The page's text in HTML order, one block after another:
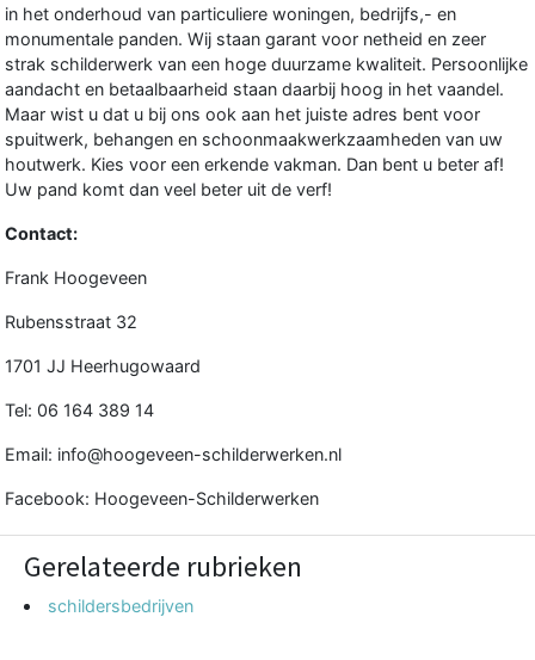
in het onderhoud van particuliere woningen, bedrijfs,- en
monumentale panden. Wij staan garant voor netheid en zeer
strak schilderwerk van een hoge duurzame kwaliteit. Persoonlijke
aandacht en betaalbaarheid staan daarbij hoog in het vaandel.
Maar wist u dat u bij ons ook aan het juiste adres bent voor
spuitwerk, behangen en schoonmaakwerkzaamheden van uw
houtwerk. Kies voor een erkende vakman. Dan bent u beter af!
Uw pand komt dan veel beter uit de verf!
Contact:
Frank Hoogeveen
Rubensstraat 32
1701 JJ Heerhugowaard
Tel: 06 164 389 14
Email: info@hoogeveen-schilderwerken.nl
Facebook: Hoogeveen-Schilderwerken
Gerelateerde rubrieken
schildersbedrijven